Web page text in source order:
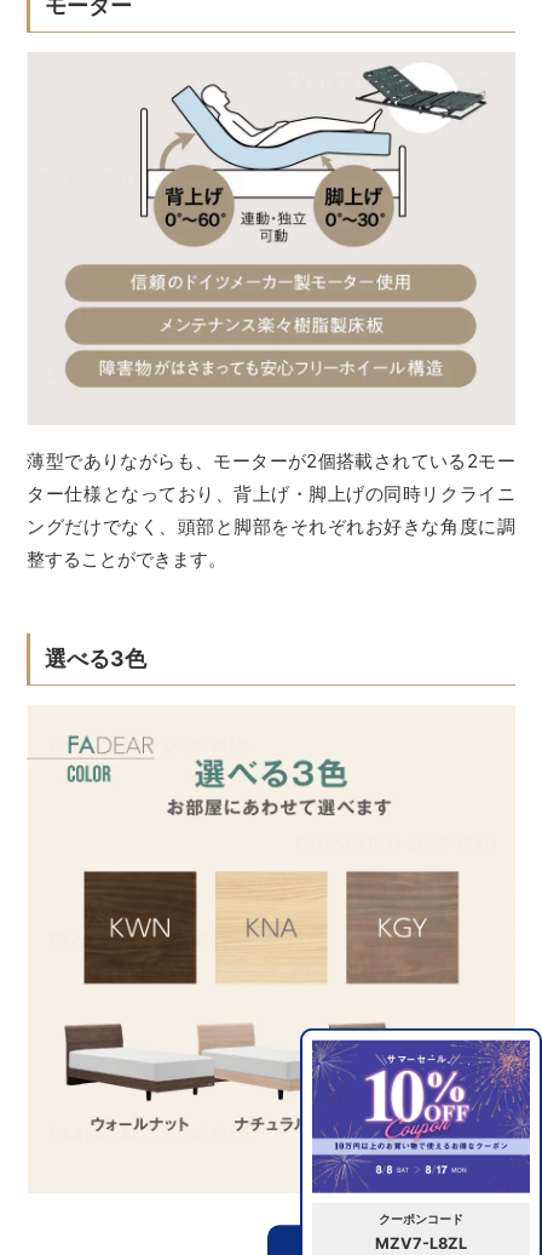
クーポンコード
MZV7-L8ZL
薄型でありながらも、モーターが2個搭載されている2モー
ター仕様となっており、背上げ・脚上げの同時リクライニ
ングだけでなく、頭部と脚部をそれぞれお好きな角度に調
整することができます。
選べる3色